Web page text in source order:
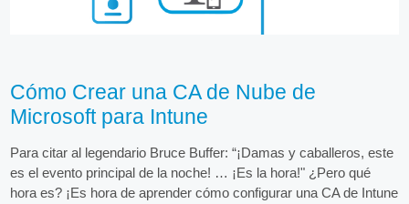
Cómo Crear una CA de Nube de
Microsoft para Intune
Para citar al legendario Bruce Buffer: “¡Damas y caballeros, este
es el evento principal de la noche! … ¡Es la hora!" ¿Pero qué
hora es? ¡Es hora de aprender cómo configurar una CA de Intune